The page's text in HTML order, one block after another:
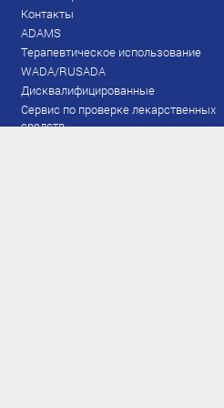
Контакты
ADAMS
Терапевтическое использование
WADA/RUSADA
Дисквалифицированные
Сервис по проверке лекарственных
средств